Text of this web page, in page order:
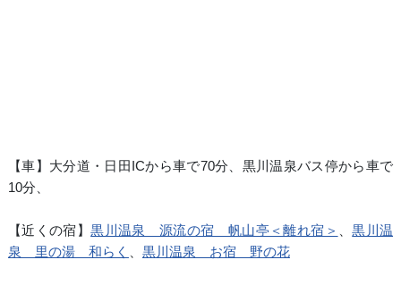
【車】大分道・日田ICから車で70分、黒川温泉バス停から車で
10分、
【近くの宿】黒川温泉 源流の宿 帆山亭＜離れ宿＞ 、黒川温
泉 里の湯 和らく
黒川温泉 お宿 野の花